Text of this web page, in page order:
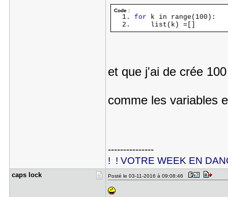
Code :
for k in range(100):
list(k) =[]
et que j'ai de crée
comme les variables
---------------
! ! VOTRE WEEK EN
caps lock Posté le 03-11-2016 à 09:08:46